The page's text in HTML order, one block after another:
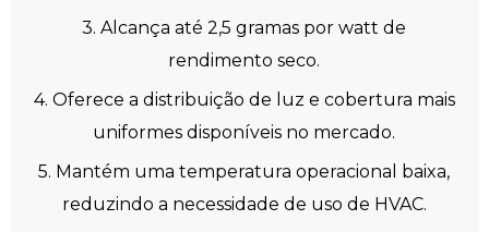
3. Alcança até 2,5 gramas por watt de
rendimento seco.
4. Oferece a distribuição de luz e cobertura mais
uniformes disponíveis no mercado.
5. Mantém uma temperatura operacional baixa,
reduzindo a necessidade de uso de HVAC.